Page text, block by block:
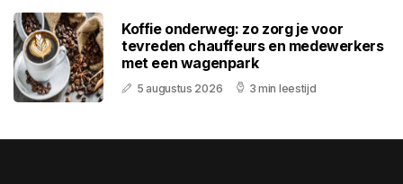
Koffie onderweg: zo zorg je voor
tevreden chauffeurs en medewerkers
met een wagenpark
5 augustus 2026 3 min leestijd